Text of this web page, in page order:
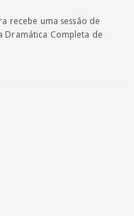
recebe uma sessão de
Dramática Completa de